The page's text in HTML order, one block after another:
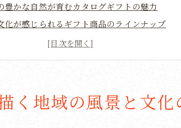
豊かな自然が育むカタログギフトの魅力
化が感じられるギフト商品のラインナップ
々の美しさを伝える贈り物の選び方
伝統が息づくカタログギフトの背景
が誇る文化と風景を伝えるギフトの価値
を詰め込んだ新潟のカタログギフトの選び方
く地域の風景と文化